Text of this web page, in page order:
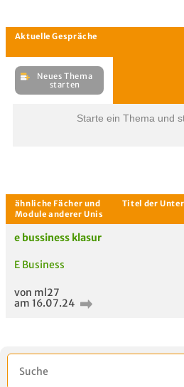
Neues Thema
Starte ein Thema und
e bussiness klasur
E Business
von ml27
am 16.07.24